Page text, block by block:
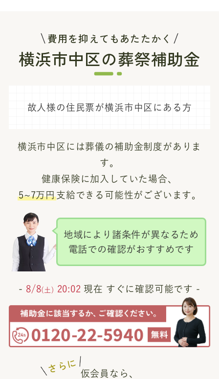
費用を抑えてもあたたかく
横浜市中区の葬祭補助金
故人様の住民票が横浜市中区にある方
横浜市中区には葬儀の補助金制度がありま
す。
健康保険に加入していた場合、
5~7万円支給できる可能性がございます。
地域により諸条件が異なるため
電話での確認がおすすめです
- 8/8(土) 20:02 現在 すぐに確認可能です -
さらに 仮会員なら、